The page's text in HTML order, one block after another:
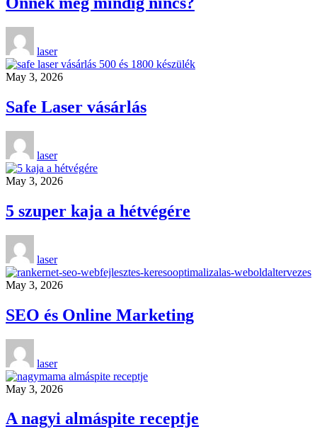
laser
May 3, 2026
Safe Laser vásárlás
laser
May 3, 2026
5 szuper kaja a hétvégére
laser
May 3, 2026
SEO és Online Marketing
laser
May 3, 2026
A nagyi almáspite receptje